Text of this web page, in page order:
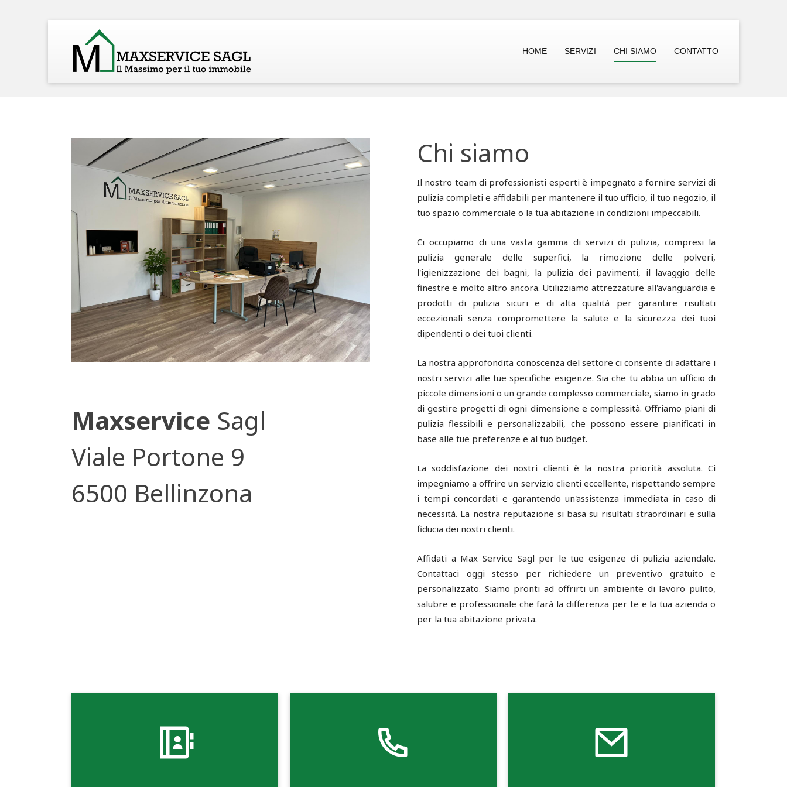
HOME SERVIZI CHI SIAMO CONTATTO
Maxservice Sagl
Viale Portone 9
6500 Bellinzona
Chi siamo
Il nostro team di professionisti esperti è impegnato a fornire servizi di
pulizia completi e affidabili per mantenere il tuo ufficio, il tuo negozio, il
tuo spazio commerciale o la tua abitazione in condizioni impeccabili.
Ci occupiamo di una vasta gamma di servizi di pulizia, compresi la
pulizia generale delle superfici, la rimozione delle polveri,
l'igienizzazione dei bagni, la pulizia dei pavimenti, il lavaggio delle
finestre e molto altro ancora. Utilizziamo attrezzature all'avanguardia e
prodotti di pulizia sicuri e di alta qualità per garantire risultati
eccezionali senza compromettere la salute e la sicurezza dei tuoi
dipendenti o dei tuoi clienti.
La nostra approfondita conoscenza del settore ci consente di adattare i
nostri servizi alle tue specifiche esigenze. Sia che tu abbia un ufficio di
piccole dimensioni o un grande complesso commerciale, siamo in grado
di gestire progetti di ogni dimensione e complessità. Offriamo piani di
pulizia flessibili e personalizzabili, che possono essere pianificati in
base alle tue preferenze e al tuo budget.
La soddisfazione dei nostri clienti è la nostra priorità assoluta. Ci
impegniamo a offrire un servizio clienti eccellente, rispettando sempre
i tempi concordati e garantendo un'assistenza immediata in caso di
necessità. La nostra reputazione si basa su risultati straordinari e sulla
fiducia dei nostri clienti.
Affidati a Max Service Sagl per le tue esigenze di pulizia aziendale.
Contattaci oggi stesso per richiedere un preventivo gratuito e
personalizzato. Siamo pronti ad offrirti un ambiente di lavoro pulito,
salubre e professionale che farà la differenza per te e la tua azienda o
per la tua abitazione privata.